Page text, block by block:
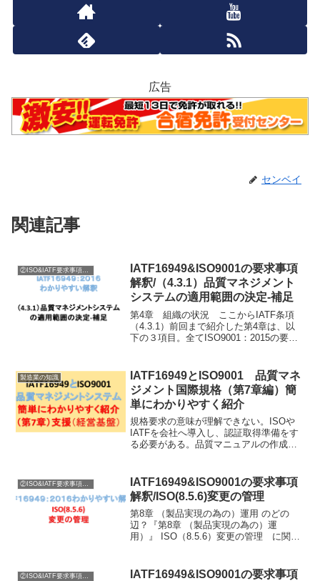
広告
センベイ
関連記事
②ISO&IATF要求事項内容説明
IATF16949&ISO9001の要求事項
解釈/（4.3.1）品質マネジメント
システムの適用範囲の決定-補足
第4章 組織の状況 ここからIATF条項
（4.3.1）前回まで紹介した第4章は、以
下の３項目。全てISO9001：2015の要求
及び期待 （4.3）品質マネ...
製造業の知識
IATF16949とISO9001 品質マネ
ジメント国際規格（第7章編）簡
単にわかりやすく紹介
規格要求の意味が理解できない。ISOや
IATFを会社へ導入し、認証取得準備をす
る必要がある。品質マニュアルの作成に
解説書籍に満足できない。
②ISO&IATF要求事項内容説明
IATF16949&ISO9001の要求事項
解釈/ISO(8.5.6)変更の管理
第8章 （製品実現の為の）運用 のどの
辺？『第8章 （製品実現の為の）運
用）』 ISO（8.5.6）変更の管理 に関す
ス提供の管理IATF8.5.1.1コ...
②ISO&IATF要求事項内容説明
IATF16949&ISO9001の要求事項